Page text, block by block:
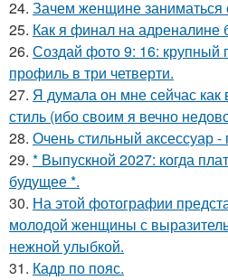
24. Зачем женщине заниматься
25. Как я финал на адреналине
26. Создай фото 9: 16: крупный
профиль в три четверти.
27. Я думала он мне сейчас
стиль (ибо своим я вечно
28. Очень стильный аксессуар -
29. * Выпускной 2027: когда
будущее *.
30. На этой фотографии
молодой женщины с
нежной улыбкой.
31. Кадр по пояс.